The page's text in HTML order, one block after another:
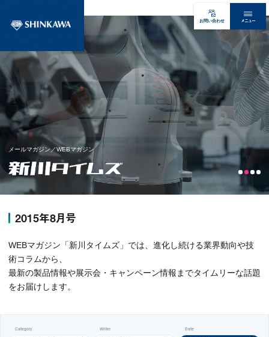
お問い合わせ メニュー
メールマガジン／WEBマガジン
2015年8月号
WEBマガジン「新川タイムズ」では、進化し続ける業界動向や技
術コラムから、
最新の製品情報や展示会・キャンペーン情報までタイムリーな話題
をお届けします。
Category Writer Date